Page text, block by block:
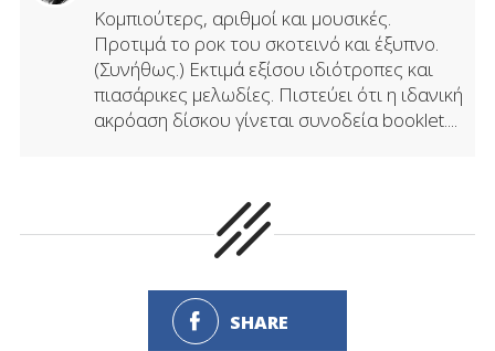
Κομπιούτερς, αριθμοί και μουσικές.
Προτιμά το ροκ του σκοτεινό και έξυπνο.
(Συνήθως.) Εκτιμά εξίσου ιδιότροπες και
πιασάρικες μελωδίες. Πιστεύει ότι η ιδανική
ακρόαση δίσκου γίνεται συνοδεία booklet....
SHARE